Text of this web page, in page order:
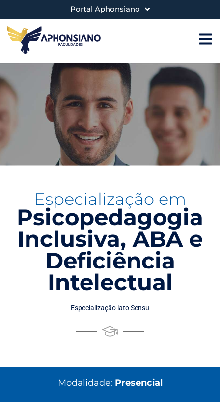
Portal Aphonsiano
Especialização em
Psicopedagogia
Inclusiva, ABA e
Deficiência
Intelectual
Especialização lato Sensu
Modalidade:Presencial